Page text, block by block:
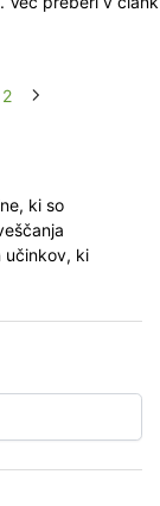
2
ki so
učinkov, ki